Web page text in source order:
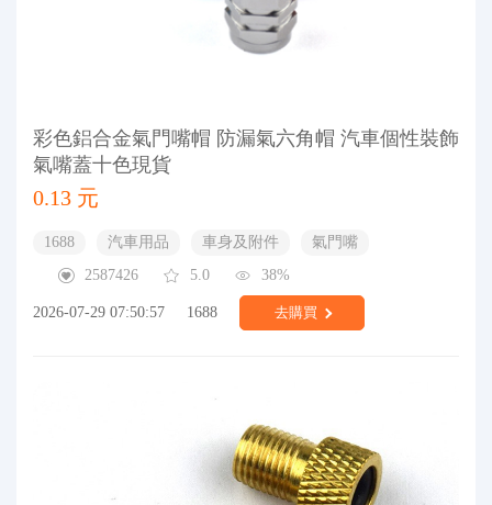
彩色鋁合金氣門嘴帽 防漏氣六角帽 汽車個性裝飾
氣嘴蓋十色現貨
0.13 元
1688 汽車用品 車身及附件
氣門嘴
2587426
5.0 38%
2026-07-29 07:50:57 1688 去購買